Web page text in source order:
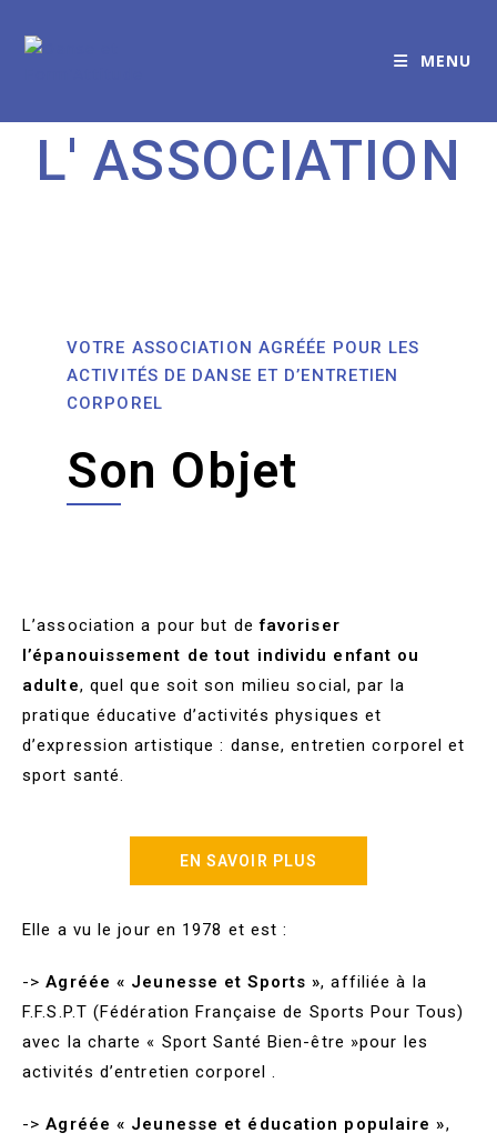
MENU
L' ASSOCIATION
VOTRE ASSOCIATION AGRÉÉE POUR LES
ACTIVITÉS DE DANSE ET D’ENTRETIEN
CORPOREL
Son Objet
L’association a pour but de favoriser
l’épanouissement de tout individu enfant ou
adulte, quel que soit son milieu social, par la
pratique éducative d’activités physiques et
d’expression artistique : danse, entretien corporel et
sport santé.
EN SAVOIR PLUS
Elle a vu lejour en 1978 et est :
->Agréée « Jeunesse et Sports », affiliée à la
F.F.S.P.T (Fédération Française de Sports Pour Tous)
avec la charte « Sport Santé Bien-être »pour les
activités d’entretien corporel .
-> Agréée « Jeunesse et éducation populaire »,